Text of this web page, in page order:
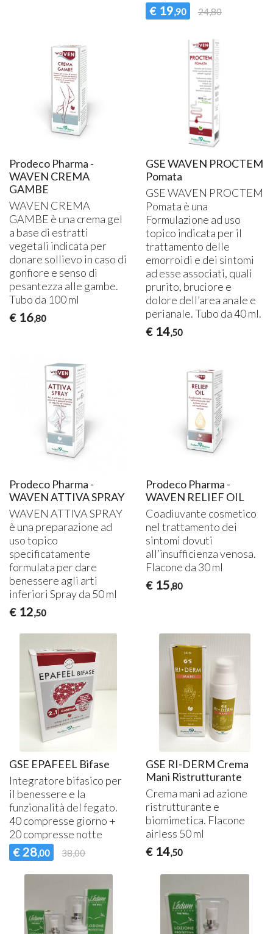
€ 19,90 24,80
Prodeco Pharma -
WAVEN CREMA
GAMBE
WAVEN CREMA
GAMBE è una crema gel
a base di estratti
vegetali indicata per
donare sollievo in caso di
gonfiore e senso di
pesantezza alle gambe.
Tubo da 100 ml
€ 16,80
GSE WAVEN PROCTEM
Pomata
GSEWAVEN PROCTEM
Pomata è una
Formulazione ad uso
topico indicata per il
trattamento delle
emorroidi e dei sintomi
ad esse associati, quali
prurito, bruciore e
dolore dell’area anale e
perianale. Tubo da 40 ml.
€ 14,50
Prodeco Pharma -
WAVEN ATTIVA SPRAY
WAVEN ATTIVA SPRAY
è una preparazione ad
uso topico
specificatamente
formulata per dare
benessere agli arti
inferiori Spray da 50 ml
€ 12,50
Prodeco Pharma -
WAVEN RELIEF OIL
Coadiuvante cosmetico
nel trattamento dei
sintomi dovuti
all’insufficienza venosa.
Flacone da 30 ml
€ 15,80
GSE EPAFEEL Bifase
Integratore bifasico per
il benessere e la
funzionalità del fegato.
40 compresse giorno +
20 compresse notte
€ 28,00 38,00
GSE RI-DERM Crema
Mani Ristrutturante
Crema mani ad azione
ristrutturante e
biomimetica. Flacone
airless 50 ml
€ 14,50